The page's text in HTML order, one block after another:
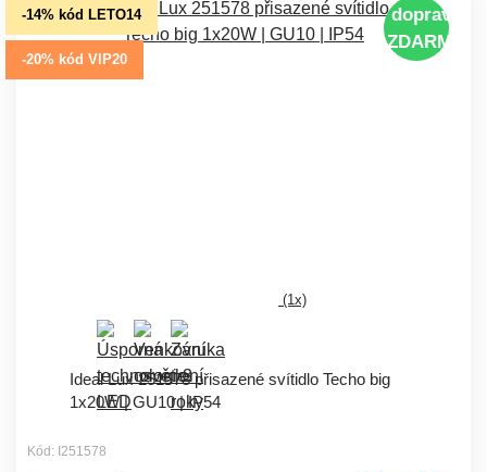
-14% kód LETO14
-20% kód VIP20
doprava
ZDARMA
(1x)
Ideal Lux 251578 přisazené svítidlo Techo big
1x20W | GU10 | IP54
Kód: I251578